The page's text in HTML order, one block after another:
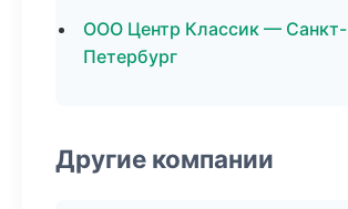
ООО Центр Классик — Санкт-
Петербург
Другие компании